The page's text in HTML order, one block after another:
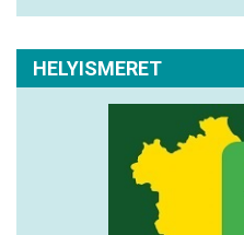
HELYISMERET